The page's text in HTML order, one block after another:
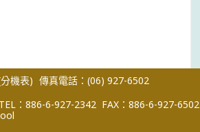
機表) 傳真電話：(06) 927-6502
TEL：886-6-927-2342 FAX：886-6-927-6502